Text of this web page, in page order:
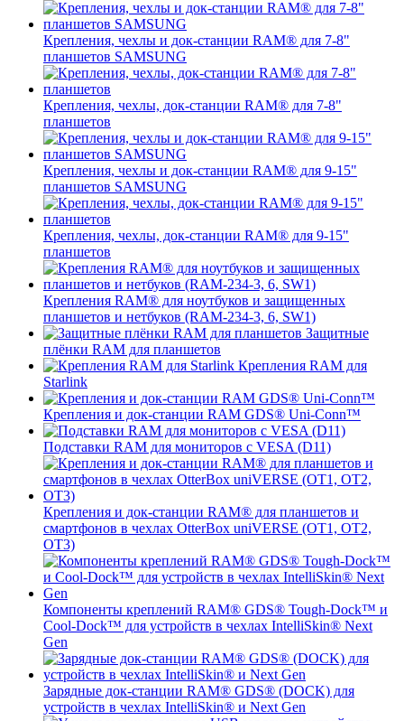
Крепления, чехлы и док-станции RAM® для 7-8"
планшетов SAMSUNG
Крепления, чехлы, док-станции RAM® для 7-8"
планшетов
Крепления, чехлы и док-станции RAM® для 9-15"
планшетов SAMSUNG
Крепления, чехлы, док-станции RAM® для 9-15"
планшетов
Крепления RAM® для ноутбуков и защищенных
планшетов и нетбуков (RAM-234-3, 6, SW1)
Защитные
плёнки RAM для планшетов
Крепления RAM для
Starlink
Крепления и док-станции RAM GDS® Uni-Conn™
Подставки RAM для мониторов с VESA (D11)
Крепления и док-станции RAM® для планшетов и
смартфонов в чехлах OtterBox uniVERSE (OT1, OT2,
OT3)
Компоненты креплений RAM® GDS® Tough-Dock™ и
Cool-Dock™ для устройств в чехлах IntelliSkin® Next
Gen
Зарядные док-станции RAM® GDS® (DOCK) для
устройств в чехлах IntelliSkin® и Next Gen